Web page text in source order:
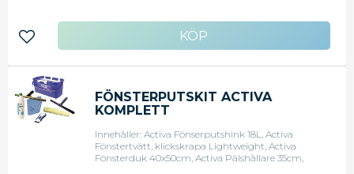
Lägg till i favoriter
FÖNSTERPUTSKIT ACTIVA
KOMPLETT
Innehåller: Activa Fönserputshink 18L, Activa
Fönstertvätt, klickskrapa Lightweight, Activa
Fönsterduk 40x50cm, Activa Pälshållare 35cm,